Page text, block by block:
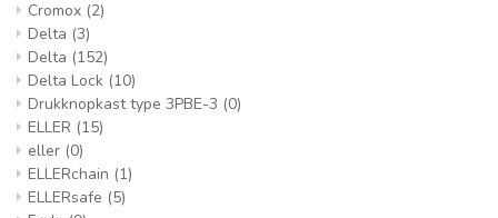
Cromox (2)
Delta (3)
Delta (152)
Delta Lock (10)
Drukknopkast type 3PBE-3 (0)
ELLER (15)
eller (0)
ELLERchain (1)
ELLERsafe (5)